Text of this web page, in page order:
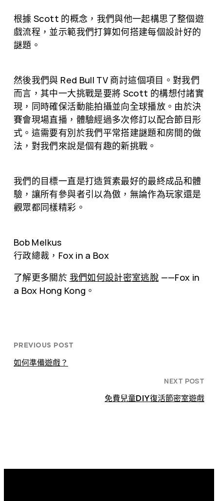
根據 Scott 的概念，我們與他一起構思了整個遊
戲流程，並示範我們打算如何搭建每個設計好的
謎題。
然後我們與 Red Bull TV 商討這個項目。對我們
而言，其中一大挑戰是要將 Scott 的構想付諸實
現，同時確保活動能拍攝並向全球播放。由於決
賽會現場直播，體驗經過多次修訂以配合節目形
式。這需要有別於我們平常搭建謎題和房間的做
法，對我們來說是個有趣的新挑戰。
我們的目標一直是打造質素最好的最終成品和體
驗，讓所有參與者引以為傲，無論作為玩家還是
觀眾都同樣精彩。
Bob Melkus
行政總裁，Fox in a Box
了解更多關於 我們如何設計密室逃脫 ——Fox in
a Box Hong Kong。
PREVIOUS POST
如何準備遊戲？
NEXT POST
免費兒童DIY復活節密室遊戲